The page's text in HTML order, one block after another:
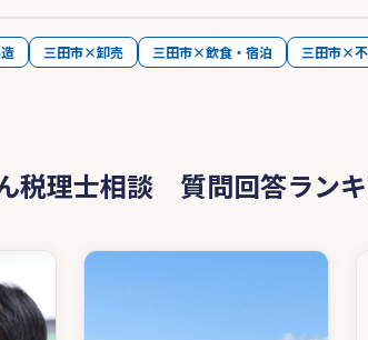
三田市×卸売 三田市×飲食・宿泊 三田市×
税理士相談 質問回答ランキ